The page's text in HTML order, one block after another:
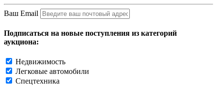
Ваш Email
Подписаться на новые поступления из категорий
аукциона:
Недвижимость
Легковые автомобили
Спецтехника